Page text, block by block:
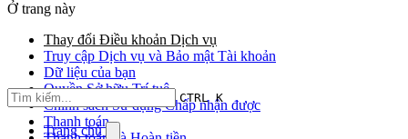
CTRL K
Trang chủ
Ở trang này
Thay đổi Điều khoản Dịch vụ
Truy cập Dịch vụ và Bảo mật Tài khoản
Dữ liệu của bạn
Quyền Sở hữu Trí tuệ
Chính sách Sử dụng Chấp nhận được
Thanh toán